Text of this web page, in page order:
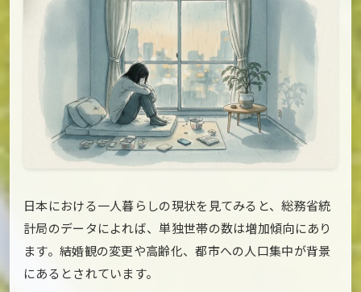
日本における一人暮らしの現状を見てみると、総務省統
計局のデータによれば、単独世帯の数は増加傾向にあり
ます。結婚観の変更や高齢化、都市への人口集中が背景
にあるとされています。